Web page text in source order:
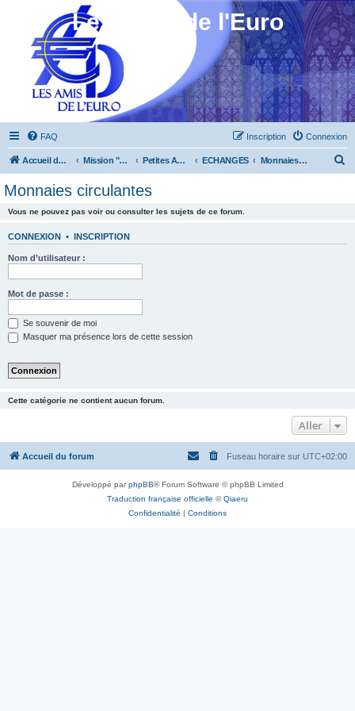
Les Amis de l'Euro
FAQ Connexion
Inscription
Accueil du forum Mission "Animation" Petites Annonces ECHANGES Monnaies circulantes
Monnaies circulantes
Vous ne pouvez pas voir ou consulter les sujets de ce forum.
CONNEXION • INSCRIPTION
Nom d’utilisateur :
Mot de passe :
Se souvenir de moi
Masquer ma présence lors de cette session
Cette catégorie ne contient aucun forum.
Aller
Accueil du forum Fuseau horaire sur UTC+02:00
Développé parphpBB® Forum Software © phpBB Limited
Traduction française officielle ©Qiaeru
Confidentialité | Conditions